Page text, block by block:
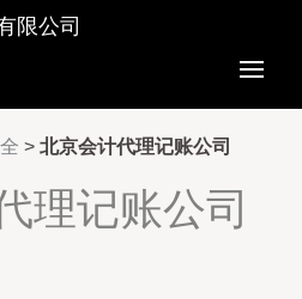
限公司
> 北京会计代理记账公司
理记账公司